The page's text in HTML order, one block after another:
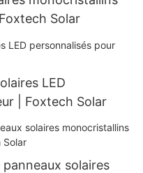
Solar
LED
| Foxtech Solar
solaires